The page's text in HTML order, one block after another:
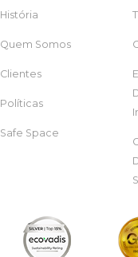
História
Quem Somos
Clientes
Políticas
Safe Space